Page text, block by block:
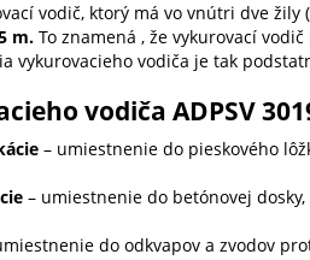
vodič, ktorý má vo vnútri dve
m. To znamená , že vykurovací
vykurovacieho vodiča je tak
vodiča ADPSV
– umiestnenie do pieskového
– umiestnenie do betónovej
do odkvapov a zvodov